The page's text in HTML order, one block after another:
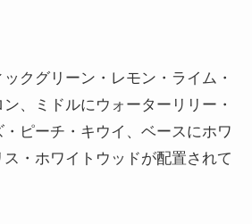
クグリーン・レモン・ライム・
、ミドルにウォーターリリー・
ピーチ・キウイ、ベースにホワ
・ホワイトウッドが配置されて